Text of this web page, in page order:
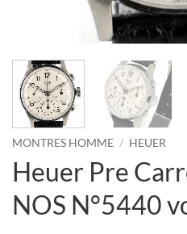
MONTRES HOMME / HEUER
Heuer Pre
NOS N°5440